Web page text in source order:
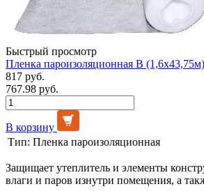
Быстрый просмотр
Пленка пароизоляционная B
817 руб.
767.98 руб.
В корзину
Тип: Пленка пароизоляционная
Защищает утеплитель и элементы
влаги и паров изнутри помещения, а